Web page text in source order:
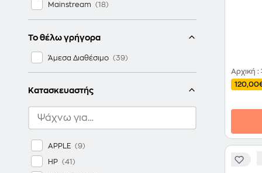
Mainstream
Το θέλω γρήγορα
Άμεσα Διαθέσιμο
Κατασκευαστής
APPLE
HP
Αρχική :